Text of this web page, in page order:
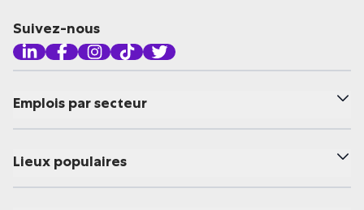
Suivez-nous
Emplois par secteur
Lieux populaires